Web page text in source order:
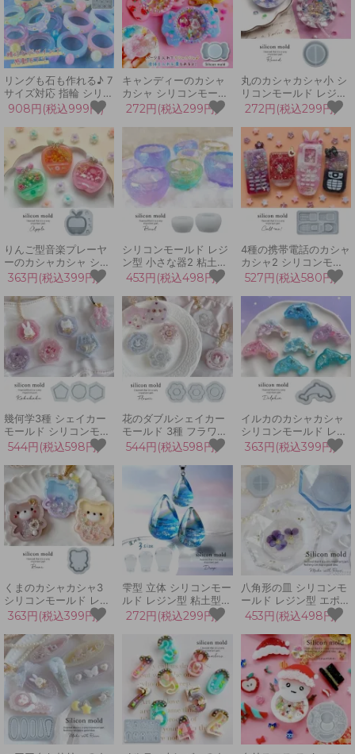
リングも石も作れる♪ 7
サイズ対応 指輪 シリコ
ンモールド レジン型 セ
ット オリジナルリング
アクセサリー 宝石 ジュ
エル 手芸 キッズ 女児
UVレジン
908円(税込999円)
キャンディーのカシャ
カシャ シリコンモール
ド シェイカーモールド
シャカシャカ レジン型
クリスマス 飴 アメ キ
ャンデー お菓子 キーホ
ルダー LED UVレジン
手芸
272円(税込299円)
丸のカシャカシャ小 シ
リコンモールド レジン
型 UVレジン LEDレジ
ン ラウンド サークル
カプセル シェイカーモ
ールド 3D 手芸 カシャ
カシャ中身が動く
272円(税込299円)
りんご型音楽プレーヤ
ーのカシャカシャ シリ
コンモールド シェイカ
ーモールド レジン型
MP3 音楽 手芸 UVレジ
ン アップル 果物 くだ
もの 3D シャカシャカ
クリスマス
363円(税込399円)
シリコンモールド レジ
ン型 小さな器2 粘土型
小物入れ 小皿 UVレジ
ン LEDレジン お皿 ボ
ウル インテリア 手芸
クラフト 3Dモールド
豆皿
453円(税込498円)
4種の携帯電話のカシャ
カシャ2 シリコンモー
ルド ガラケー シェイカ
ーモールド レジン型
UVレジン ハート レト
ロ 3D 手芸 カシャカシ
ャ中身が動く はーと
527円(税込580円)
幾何学3種 シェイカー
モールド シリコンモー
ルド レジン型 UVレジ
ン 手芸 5角形 6角形 8
角形 ペンタゴン ヘキサ
ゴン オクタゴン 動く
3D カシャカシャ お守
り
544円(税込598円)
花のダブルシェイカー
モールド 3種 フラワー
植物 レジン型 UVレジ
ン シェイカーモールド
3D 手芸 動く カシャカ
シャ中身が動く
544円(税込598円)
イルカのカシャカシャ
シリコンモールド レジ
ン型 UVレジン シェイ
カーモールド 海 マリン
夏 いるか 動物 sea 3D
手芸 ドルフィン カシャ
カシャ中身が動く
363円(税込399円)
くまのカシャカシャ3
シリコンモールド レジ
ン型 UVレジン シェイ
カーモールド 熊 クマ
テディベア アニマル 動
物 手芸 3D カシャカシ
ャ中身が動く
363円(税込399円)
雫型 立体 シリコンモー
ルド レジン型 粘土型
UVレジン LEDレジン
ドロップ しずく 涙 手
芸 クラフト 3Dモール
272円(税込299円)
八角形の皿 シリコンモ
ールド レジン型 エポキ
シ樹脂 2液性レジン 立
体 3Dモールド トレイ
プレート 器 お椀 お皿
小物入れ ボウル 8角形
UVレジン 手芸 クラフ
ト
453円(税込498円)